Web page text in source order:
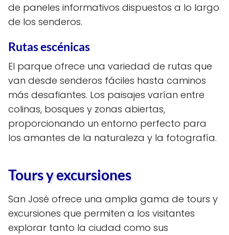
de paneles informativos dispuestos a lo largo
de los senderos.
Rutas escénicas
El parque ofrece una variedad de rutas que
van desde senderos fáciles hasta caminos
más desafiantes. Los paisajes varían entre
colinas, bosques y zonas abiertas,
proporcionando un entorno perfecto para
los amantes de la naturaleza y la fotografía.
Tours y excursiones
San José ofrece una amplia gama de tours y
excursiones que permiten a los visitantes
explorar tanto la ciudad como sus